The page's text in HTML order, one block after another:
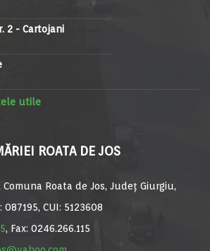
2 - Cartojani
utile
ROATA DE JOS
Roata de Jos, Județ Giurgiu,
CUI: 5123608
, Fax: 0246.266.115